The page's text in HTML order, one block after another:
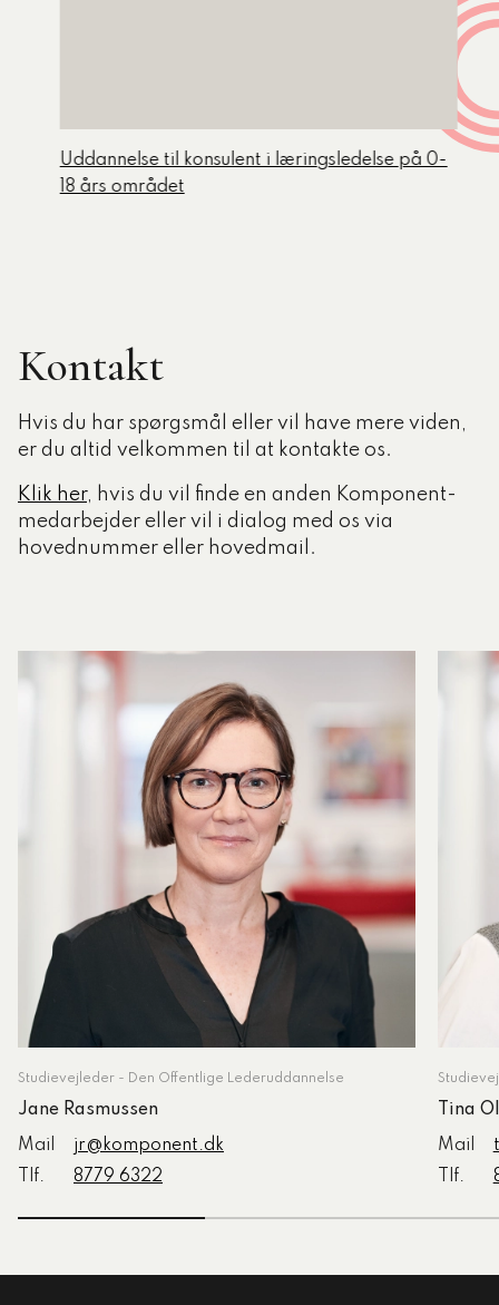
Uddannelse til konsulent i læringsledelse på 0-
18 års området
Kontakt
Hvis du har spørgsmål eller vil have mere viden,
er du altid velkommen til at kontakte os.
Klik her, hvis du vil finde en anden Komponent-
medarbejder eller vil i dialog med os via
hovednummer eller hovedmail.
Studievejleder - Den Offentlige Lederuddannelse
Jane Rasmussen
Mail
jr@komponent.dk
Tlf.
8779 6322
Tina
Mail
Tlf.